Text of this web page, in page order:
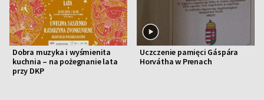
Dobra muzyka i wyśmienita
kuchnia – na pożegnanie lata
przy DKP
Uczczenie pamięci Gáspára
Horvátha w Prenach